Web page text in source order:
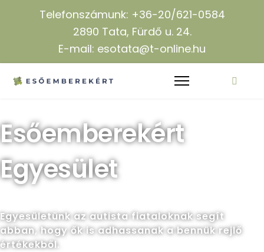
Telefonszámunk: +36-20/621-0584
2890 Tata, Fürdő u. 24.
E-mail: esotata@t-online.hu
Esőemberekért
Egyesület
Egyesületünk az autista fiataloknak segít
abban, hogy ők is adhassanak a bennük rejlő
értékekből.